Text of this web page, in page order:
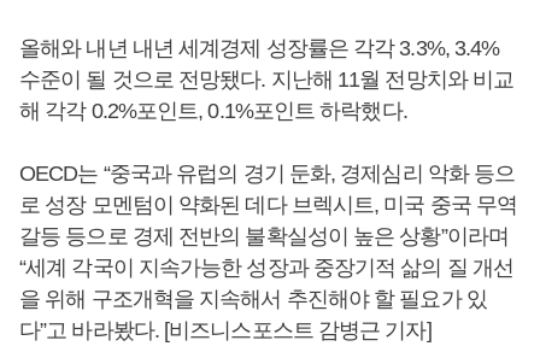
올해와 내년 내년 세계경제 성장률은 각각 3.3%, 3.4%
수준이 될 것으로 전망됐다. 지난해 11월 전망치와 비교
해 각각 0.2%포인트, 0.1%포인트 하락했다.
OECD는 “중국과 유럽의 경기 둔화, 경제심리 악화 등으
로 성장 모멘텀이 약화된 데다 브렉시트, 미국 중국 무역
갈등 등으로 경제 전반의 불확실성이 높은 상황”이라며
“세계 각국이 지속가능한 성장과 중장기적 삶의 질 개선
을 위해 구조개혁을 지속해서 추진해야 할 필요가 있
다”고 바라봤다. [비즈니스포스트 감병근 기자]